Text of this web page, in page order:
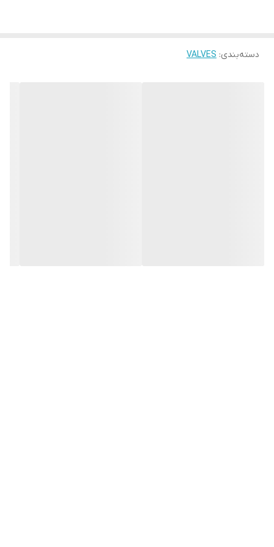
دسته‌بندی:
VALVES